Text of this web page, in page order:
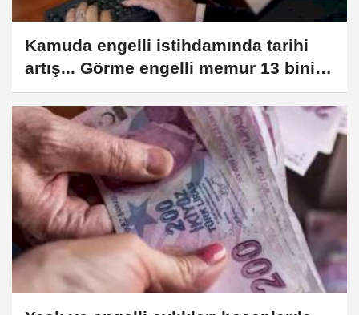
Kamuda engelli istihdamında tarihi
artış... Görme engelli memur 13 bini
aştı